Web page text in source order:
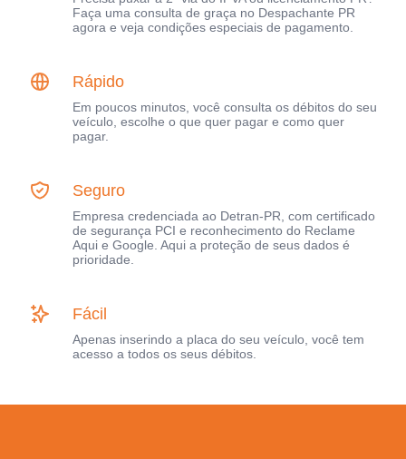
Faça uma consulta de graça no Despachante PR
agora e veja condições especiais de pagamento.
Rápido
Em poucos minutos, você consulta os débitos do seu
veículo, escolhe o que quer pagar e como quer
pagar.
Seguro
Empresa credenciada ao Detran-PR, com certificado
de segurança PCI e reconhecimento do Reclame
Aqui e Google. Aqui a proteção de seus dados é
prioridade.
Fácil
Apenas inserindo a placa do seu veículo, você tem
acesso a todos os seus débitos.